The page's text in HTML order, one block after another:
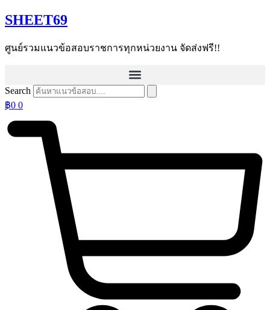
Skip
to
SHEET69
ศูนย์รวมแนวข้อสอบราชการทุกหน่วยงาน จัดส่งฟรี!!
Search
฿0 0